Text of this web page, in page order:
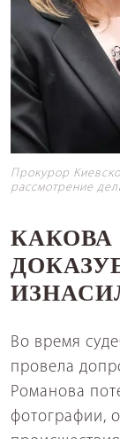
Прокурор
рассмотрение
КАКОВА
Во время
провела
Романова
фотографии,